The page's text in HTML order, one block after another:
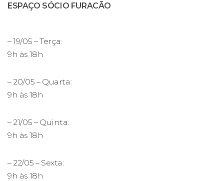
ESPAÇO SÓCIO FURACÃO
– 19/05 – Terça:
9h às 18h
– 20/05 – Quarta:
9h às 18h
– 21/05 – Quinta:
9h às 18h
– 22/05 – Sexta:
9h às 18h